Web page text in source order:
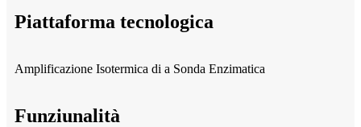
Piattaforma tecnologica
Amplificazione Isotermica di a Sonda Enzimatica
Funziunalità